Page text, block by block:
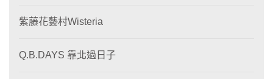
紫藤花藝村Wisteria
Q.B.DAYS 靠北過日子